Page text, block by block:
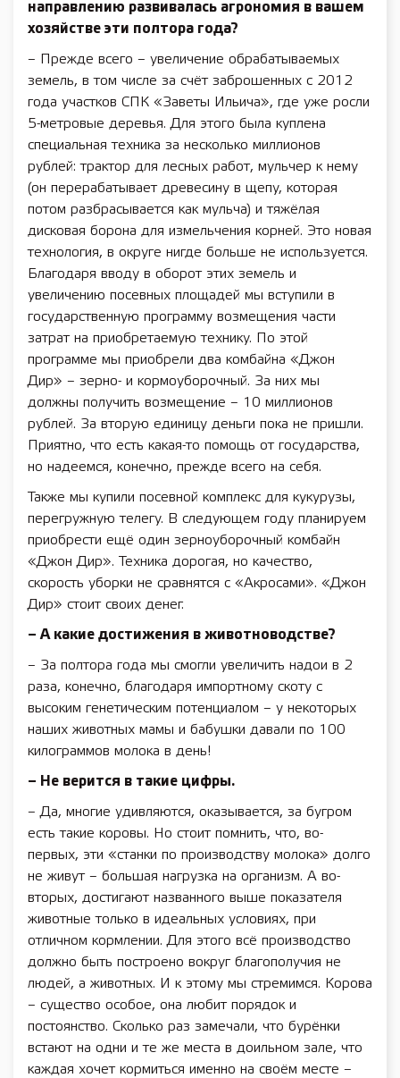
направлению развивалась агрономия в вашем
хозяйстве эти полтора года?
– Прежде всего – увеличение обрабатываемых
земель, в том числе за счёт заброшенных с 2012
года участков СПК «Заветы Ильича», где уже росли
5-метровые деревья. Для этого была куплена
специальная техника за несколько миллионов
рублей: трактор для лесных работ, мульчер к нему
(он перерабатывает древесину в щепу, которая
потом разбрасывается как мульча) и тяжёлая
дисковая борона для измельчения корней. Это новая
технология, в округе нигде больше не используется.
Благодаря вводу в оборот этих земель и
увеличению посевных площадей мы вступили в
государственную программу возмещения части
затрат на приобретаемую технику. По этой
программе мы приобрели два комбайна «Джон
Дир» – зерно- и кормоуборочный. За них мы
должны получить возмещение – 10 миллионов
рублей. За вторую единицу деньги пока не пришли.
Приятно, что есть какая-то помощь от государства,
но надеемся, конечно, прежде всего на себя.
Также мы купили посевной комплекс для кукурузы,
перегружную телегу. В следующем году планируем
приобрести ещё один зерноуборочный комбайн
«Джон Дир». Техника дорогая, но качество,
скорость уборки не сравнятся с «Акросами». «Джон
Дир» стоит своих денег.
– А какие достижения в животноводстве?
– За полтора года мы смогли увеличить надои в 2
раза, конечно, благодаря импортному скоту с
высоким генетическим потенциалом – у некоторых
наших животных мамы и бабушки давали по 100
килограммов молока в день!
– Не верится в такие цифры.
– Да, многие удивляются, оказывается, за бугром
есть такие коровы. Но стоит помнить, что, во-
первых, эти «станки по производству молока» долго
не живут – большая нагрузка на организм. А во-
вторых, достигают названного выше показателя
животные только в идеальных условиях, при
отличном кормлении. Для этого всё производство
должно быть построено вокруг благополучия не
людей, а животных. И к этому мы стремимся. Корова
– существо особое, она любит порядок и
постоянство. Сколько раз замечали, что бурёнки
встают на одни и те же места в доильном зале, что
каждая хочет кормиться именно на своём месте –